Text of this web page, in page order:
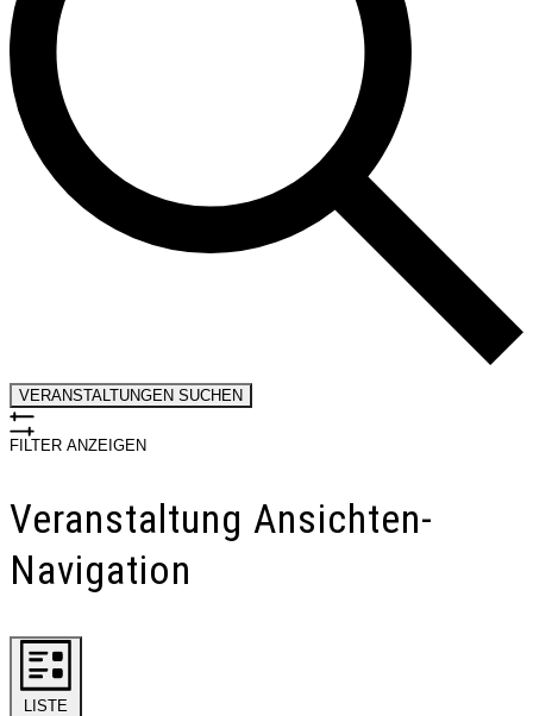
VERANSTALTUNGEN SUCHEN
FILTER ANZEIGEN
Veranstaltung Ansichten-
Navigation
LISTE